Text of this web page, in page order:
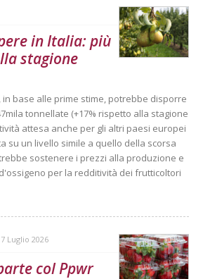
in Italia: più
stagione
in base alle prime stime, potrebbe disporre
tonnellate (+17% rispetto alla stagione
attesa anche per gli altri paesi europei
su un livello simile a quello della scorsa
sostenere i prezzi alla produzione e
per la redditività dei frutticoltori
Luglio 2026
col Ppwr